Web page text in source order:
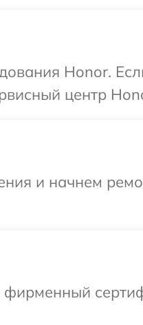
Honor.
центр
и начнем